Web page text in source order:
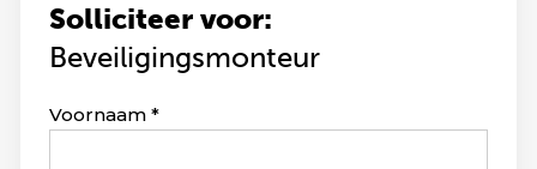
Solliciteer voor:
Beveiligingsmonteur
Leave
Voornaam